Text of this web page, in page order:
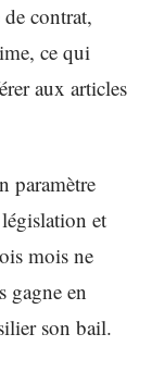
contrat,
ce qui
aux articles
paramètre
et
mois ne
gagne en
son bail.